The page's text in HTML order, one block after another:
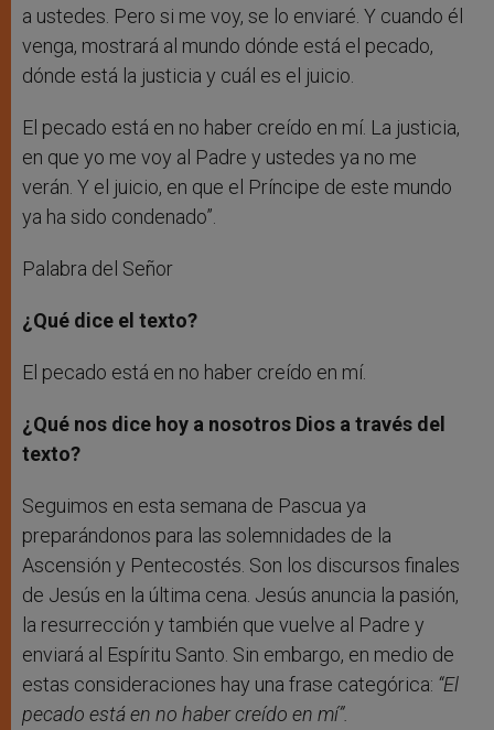
a ustedes. Pero si me voy, se lo enviaré. Y cuando él
venga, mostrará al mundo dónde está el pecado,
dónde está la justicia y cuál es el juicio.
El pecado está en no haber creído en mí. La justicia,
en que yo me voy al Padre y ustedes ya no me
verán. Y el juicio, en que el Príncipe de este mundo
ya ha sido condenado”.
Palabra del Señor
¿Qué dice el texto?
El pecado está en no haber creído en mí.
¿Qué nos dice hoy a nosotros Dios a través del
texto?
Seguimos en esta semana de Pascua ya
preparándonos para las solemnidades de la
Ascensión y Pentecostés. Son los discursos finales
de Jesús en la última cena. Jesús anuncia la pasión,
la resurrección y también que vuelve al Padre y
enviará al Espíritu Santo. Sin embargo, en medio de
estas consideraciones hay una frase categórica: “El
pecado está en no haber creído en mí”.